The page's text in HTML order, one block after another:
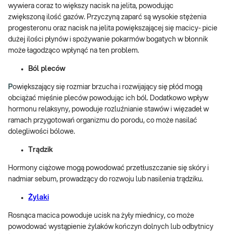
wywiera coraz to większy nacisk na jelita, powodując
zwiększoną ilość gazów. Przyczyną zaparć są wysokie stężenia
progesteronu oraz nacisk na jelita powiększającej się macicy- picie
dużej ilości płynów i spożywanie pokarmów bogatych w błonnik
może łagodząco wpłynąć na ten problem.
Ból pleców
Powiększający się rozmiar brzucha i rozwijający się płód mogą
obciążać mięśnie pleców powodując ich ból. Dodatkowo wpływ
hormonu relaksyny, powoduje rozluźnianie stawów i więzadeł w
ramach przygotowań organizmu do porodu, co może nasilać
dolegliwości bólowe.
rądzik
Hormony ciążowe mogą powodować przetłuszczanie się skóry i
nadmiar sebum, prowadzący do rozwoju lub nasilenia trądziku.
Żylaki
Rosnąca macica powoduje ucisk na żyły miednicy, co może
powodować wystąpienie żylaków kończyn dolnych lub odbytnicy